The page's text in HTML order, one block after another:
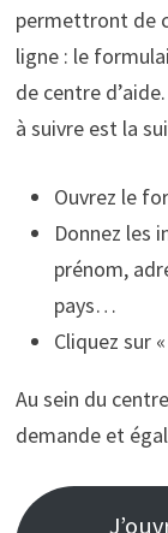
permettront de
ligne : le
de centre
à suivre est la
Ouvrez le
Donnez les
prénom,
pays…
Cliquez sur
Au sein du
demande et